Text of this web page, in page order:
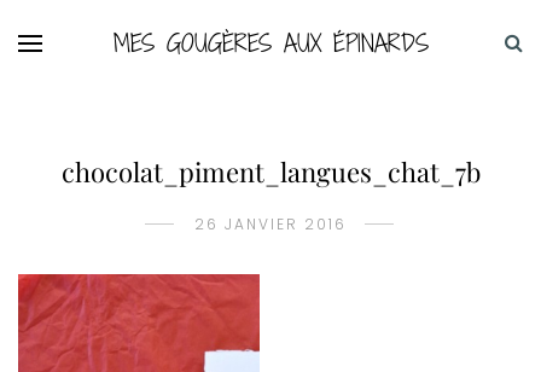
MES GOUGÈRES AUX ÉPINARDS
chocolat_piment_langues_chat_7b
26 JANVIER 2016